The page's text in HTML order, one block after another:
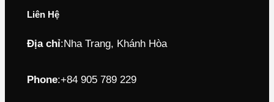
Liên Hệ
Địa chỉ:Nha Trang, Khánh Hòa
Phone:+84 905 789 229